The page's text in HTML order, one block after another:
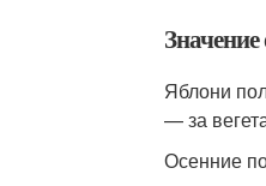
Яблони
— за
Осенние